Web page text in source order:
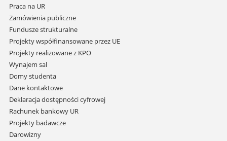
Praca na UR
Zamówienia publiczne
Fundusze strukturalne
Projekty współfinansowane przez UE
Projekty realizowane z KPO
Wynajem sal
Domy studenta
Dane kontaktowe
Deklaracja dostępności cyfrowej
Rachunek bankowy UR
Projekty badawcze
Darowizny